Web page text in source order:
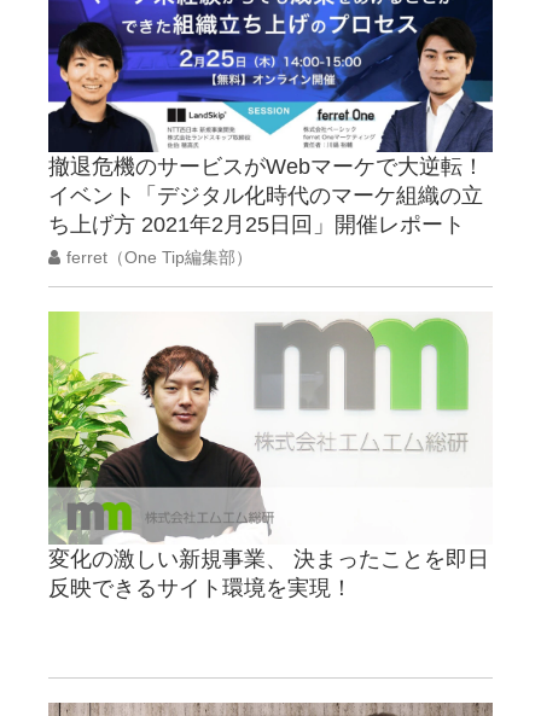
撤退危機のサービスがWebマーケで大逆転！
イベント「デジタル化時代のマーケ組織の立
ち上げ方 2021年2月25日回」開催レポート
ferret（One Tip編集部）
変化の激しい新規事業、 決まったことを即日
反映できるサイト環境を実現！